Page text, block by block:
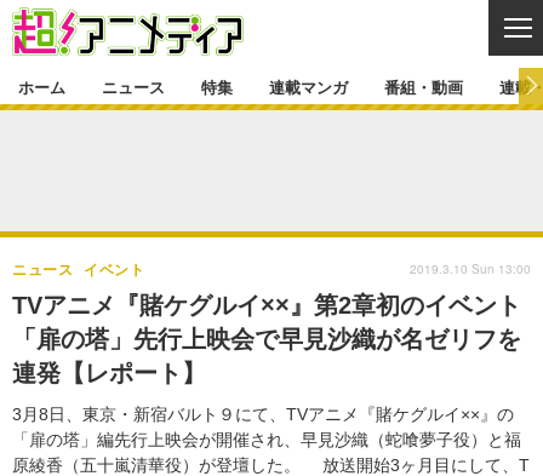
ゲーム・アプリ マンガ
グッズ イベント
声優
舞台 新帝スタ
特集一覧 カバー
ラキりす
連載マンガ
連載マンガ一覧 連載一覧
番組・動画一覧 ラジオ
動画
連載・ブログ
連載・ブログ一覧
編集部ブログ・お知らせ
ホーム ニュース 特集 連載マンガ 番組・動画 連載
TVアニメ『賭ケグルイ××』第2章初のイベント
「扉の塔」先行上映会で早見沙織が名ゼリフを
連発【レポート】
3月8日、東京・新宿バルト９にて、TVアニメ『賭ケグルイ××』の
「扉の塔」編先行上映会が開催され、早見沙織（蛇喰夢子役）と福
原綾香（五十嵐清華役）が登壇した。 放送開始3ヶ月目にして、T
ニュース イベント 2019.3.10 Sun 13:00